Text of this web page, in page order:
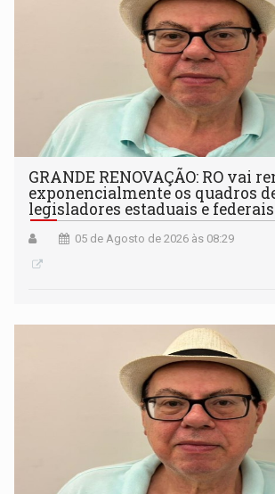
GRANDE RENOVAÇÃO: RO vai
exponencialmente os quadros
legisladores estaduais e federais
05 de Agosto de 2026 às 08:29